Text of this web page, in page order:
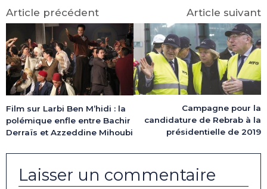
Article précédent
Film sur Larbi Ben M’hidi : la
polémique enfle entre Bachir
Derraïs et Azzeddine Mihoubi
Article suivant
Campagne pour la
candidature de Rebrab à la
présidentielle de 2019
Laisser un commentaire